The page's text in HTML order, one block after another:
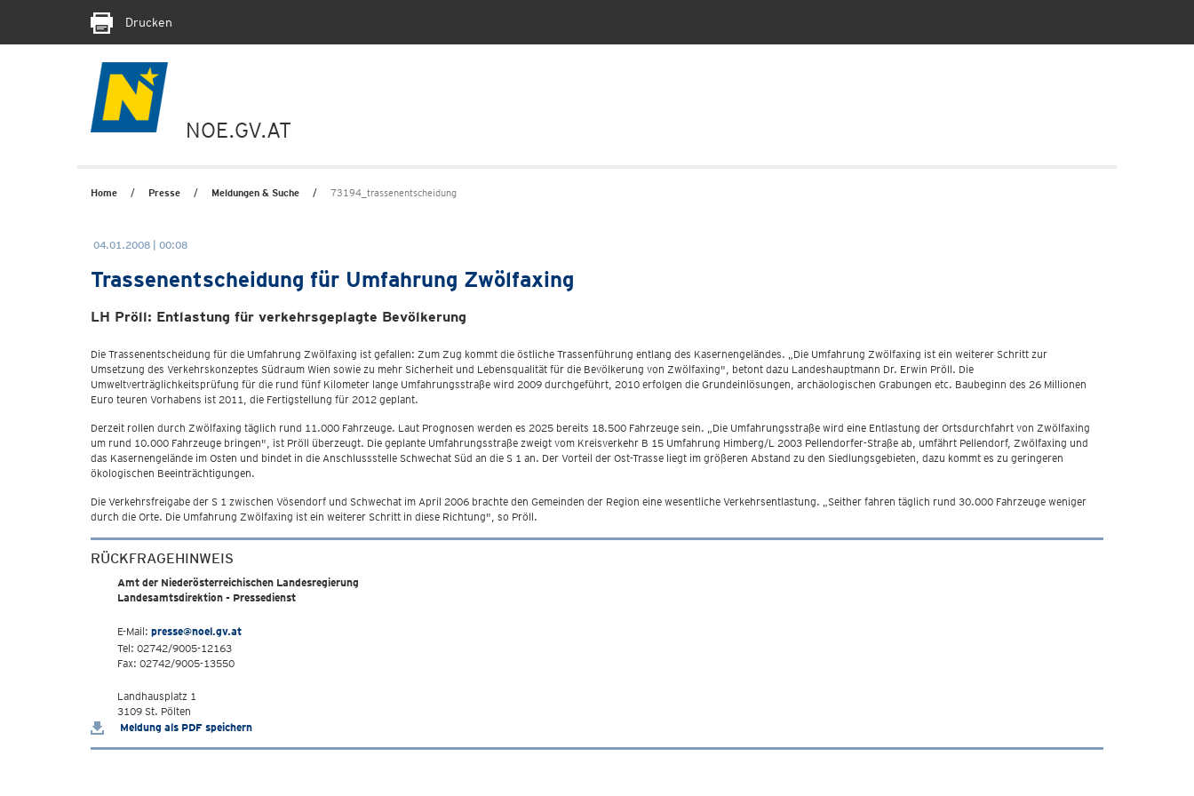
Drucken
NOE.GV.AT
Home Presse Meldungen & Suche 73194_trassenentscheidung
04.01.2008 | 00:08
Trassenentscheidung für Umfahrung Zwölfaxing
LH Pröll: Entlastung für verkehrsgeplagte Bevölkerung
Die Trassenentscheidung für die Umfahrung Zwölfaxing ist gefallen: Zum Zug kommt die östliche Trassenführung entlang des Kasernengeländes. „Die Umfahrung Zwölfaxing ist ein weiterer Schritt zur
Umsetzung des Verkehrskonzeptes Südraum Wien sowie zu mehr Sicherheit und Lebensqualität für die Bevölkerung von Zwölfaxing", betont dazu Landeshauptmann Dr. Erwin Pröll. Die
Umweltverträglichkeitsprüfung für die rund fünf Kilometer lange Umfahrungsstraße wird 2009 durchgeführt, 2010 erfolgen die Grundeinlösungen, archäologischen Grabungen etc. Baubeginn des 26 Millionen
Euro teuren Vorhabens ist 2011, die Fertigstellung für 2012 geplant.
Derzeit rollen durch Zwölfaxing täglich rund 11.000 Fahrzeuge. Laut Prognosen werden es 2025 bereits 18.500 Fahrzeuge sein. „Die Umfahrungsstraße wird eine Entlastung der Ortsdurchfahrt von Zwölfaxing
um rund 10.000 Fahrzeuge bringen", ist Pröll überzeugt. Die geplante Umfahrungsstraße zweigt vom Kreisverkehr B 15 Umfahrung Himberg/L 2003 Pellendorfer-Straße ab, umfährt Pellendorf, Zwölfaxing und
das Kasernengelände im Osten und bindet in die Anschlussstelle Schwechat Süd an die S 1 an. Der Vorteil der Ost-Trasse liegt im größeren Abstand zu den Siedlungsgebieten, dazu kommt es zu geringeren
ökologischen Beeinträchtigungen.
Die Verkehrsfreigabe der S 1 zwischen Vösendorf und Schwechat im April 2006 brachte den Gemeinden der Region eine wesentliche Verkehrsentlastung. „Seither fahren täglich rund 30.000 Fahrzeuge weniger
durch die Orte. Die Umfahrung Zwölfaxing ist ein weiterer Schritt in diese Richtung", so Pröll.
RÜCKFRAGEHINWEIS
Amt der Niederösterreichischen Landesregierung
Landesamtsdirektion - Pressedienst
E-Mail: presse@noel.gv.at
Tel: 02742/9005-12163
Fax: 02742/9005-13550
Landhausplatz 1
3109 St. Pölten
Meldung als PDF speichern